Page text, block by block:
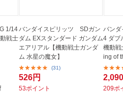
1/14
戦士
バンダイスピリッツ SDガン
ダム EXスタンダード ガンダム
エアリアル【機動戦士ガンダ
ム 水星の魔女】
(31)
526円
53ポイント
バン
4 ダブ
機動戦
ing of
209ポ